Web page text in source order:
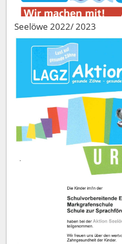
Seelöwe 2022/ 2023